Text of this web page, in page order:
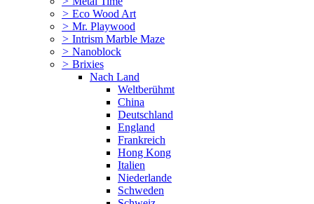
> Eco Wood Art
> Mr. Playwood
> Intrism Marble Maze
> Nanoblock
> Brixies
Nach Land
Weltberühmt
China
Deutschland
England
Frankreich
Hong Kong
Italien
Niederlande
Schweden